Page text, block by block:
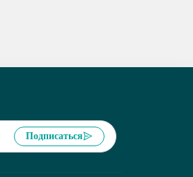
Подписаться